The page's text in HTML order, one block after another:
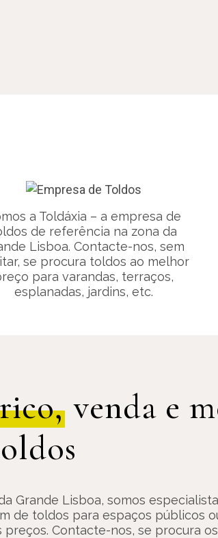
a Toldáxia – a empresa de
de referência na zona da
Lisboa. Contacte-nos, sem
se procura toldos ao melhor
para varandas, terraços,
esplanadas, jardins, etc.
venda e
Grande Lisboa, somos
de toldos para espaços públicos
preços. Contacte-nos, se procura